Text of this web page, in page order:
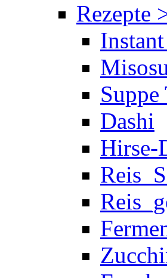
Rezepte
Suppe
Dashi
Hirse-